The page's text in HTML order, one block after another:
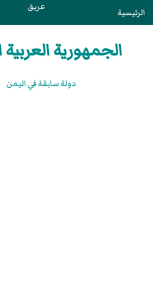
الرئيسية عريق
الجمهورية العربية
دولة سابقة في اليمن